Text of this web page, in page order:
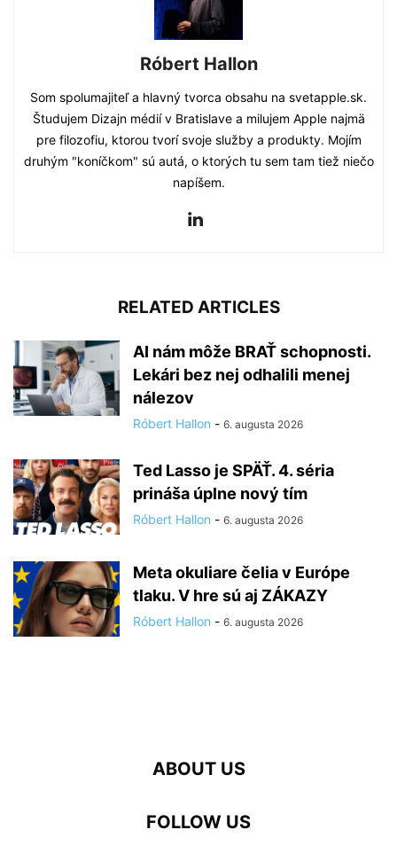
Róbert Hallon
Som spolumajiteľ a hlavný tvorca obsahu na svetapple.sk.
Študujem Dizajn médií v Bratislave a milujem Apple najmä
pre filozofiu, ktorou tvorí svoje služby a produkty. Mojím
druhým "koníčkom" sú autá, o ktorých tu sem tam tiež niečo
napíšem.
RELATED ARTICLES
AI nám môže BRAŤ schopnosti.
Lekári bez nej odhalili menej
nálezov
Róbert Hallon - 6. augusta 2026
Ted Lasso je SPÄŤ. 4. séria
prináša úplne nový tím
Róbert Hallon - 6. augusta 2026
Meta okuliare čelia v Európe
tlaku. V hre sú aj ZÁKAZY
Róbert Hallon - 6. augusta 2026
ABOUT US
FOLLOW US